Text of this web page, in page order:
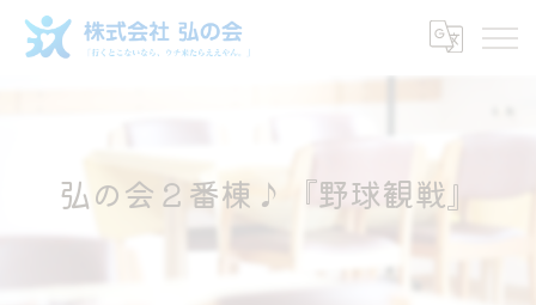
弘の会２番棟♪『野球観戦』